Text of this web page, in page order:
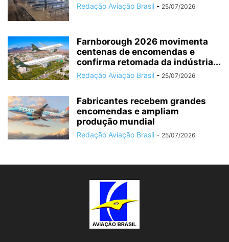
Redação Aviação Brasil - 25/07/2026
Farnborough 2026 movimenta
centenas de encomendas e
confirma retomada da indústria...
Redação Aviação Brasil - 25/07/2026
Fabricantes recebem grandes
encomendas e ampliam
produção mundial
Redação Aviação Brasil - 25/07/2026